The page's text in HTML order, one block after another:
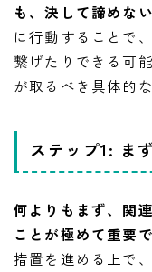
も、決して諦めな
に行動することで
繋げたりできる可
が取るべき具体的
ステップ1: ま
何よりもまず、関
ことが極めて重要で
措置を進める上で